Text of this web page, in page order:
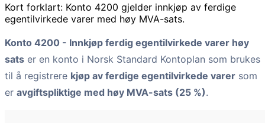
Kort forklart: Konto 4200 gjelder innkjøp av ferdige
egentilvirkede varer med høy MVA-sats.
Konto 4200 - Innkjøp ferdig egentilvirkede varer høy
sats er en konto i Norsk Standard Kontoplan som brukes
til å registrere kjøp av ferdige egentilvirkede varer som
er avgiftspliktige med høy MVA-sats (25 %).